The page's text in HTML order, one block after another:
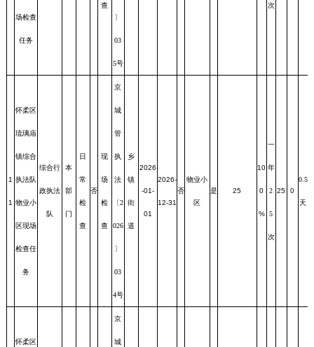
场检查
任务
查
〕
03
5号
次
1
1
怀柔区
琉璃庙
镇综合
执法队
物业小
区现场
检查任
务
综合行
政执法
队
本
部
门
日
常
检
查
否
现
场
检
查
京
城
管
执
法
〔2
026
〕
03
4号
乡
镇
街
道
2026
-01-
01
2026-
12-31
否
物业小
区
是 25
10
0
%
一
年
2
5
次
25 0
0.5
天
怀柔区
京
城